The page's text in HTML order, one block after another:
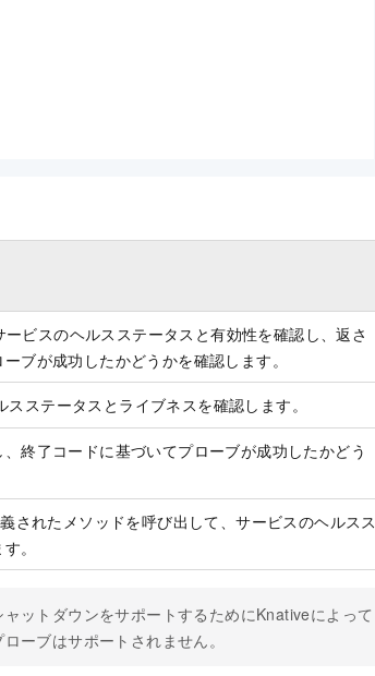
ビスのヘルスステータスと有効性を確認し、返さ
ブが成功したかどうかを確認します。
ステータスとライブネスを確認します。
終了コードに基づいてプローブが成功したかどう
されたメソッドを呼び出して、サービスのヘルスス
。
ットダウンをサポートするためにKnativeによって
ーブはサポートされません。